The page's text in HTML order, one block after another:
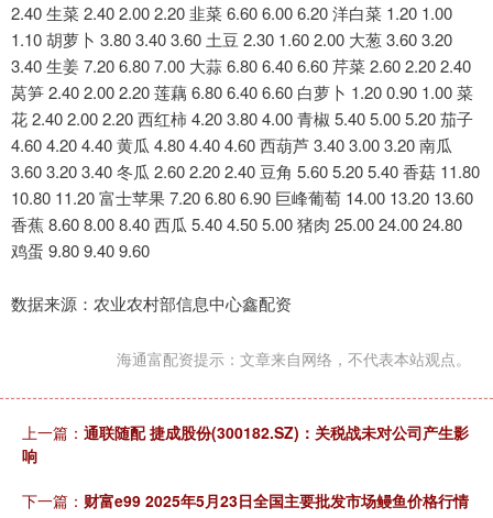
2.40 生菜 2.40 2.00 2.20 韭菜 6.60 6.00 6.20 洋白菜 1.20 1.00
1.10 胡萝卜 3.80 3.40 3.60 土豆 2.30 1.60 2.00 大葱 3.60 3.20
3.40 生姜 7.20 6.80 7.00 大蒜 6.80 6.40 6.60 芹菜 2.60 2.20 2.40
莴笋 2.40 2.00 2.20 莲藕 6.80 6.40 6.60 白萝卜 1.20 0.90 1.00 菜
花 2.40 2.00 2.20 西红柿 4.20 3.80 4.00 青椒 5.40 5.00 5.20 茄子
4.60 4.20 4.40 黄瓜 4.80 4.40 4.60 西葫芦 3.40 3.00 3.20 南瓜
3.60 3.20 3.40 冬瓜 2.60 2.20 2.40 豆角 5.60 5.20 5.40 香菇 11.80
10.80 11.20 富士苹果 7.20 6.80 6.90 巨峰葡萄 14.00 13.20 13.60
香蕉 8.60 8.00 8.40 西瓜 5.40 4.50 5.00 猪肉 25.00 24.00 24.80
鸡蛋 9.80 9.40 9.60
数据来源：农业农村部信息中心鑫配资
海通富配资提示：文章来自网络，不代表本站观点。
上一篇： 通联随配 捷成股份(300182.SZ)：关税战未对公司产生影
响
下一篇： 财富e99 2025年5月23日全国主要批发市场鳗鱼价格行情